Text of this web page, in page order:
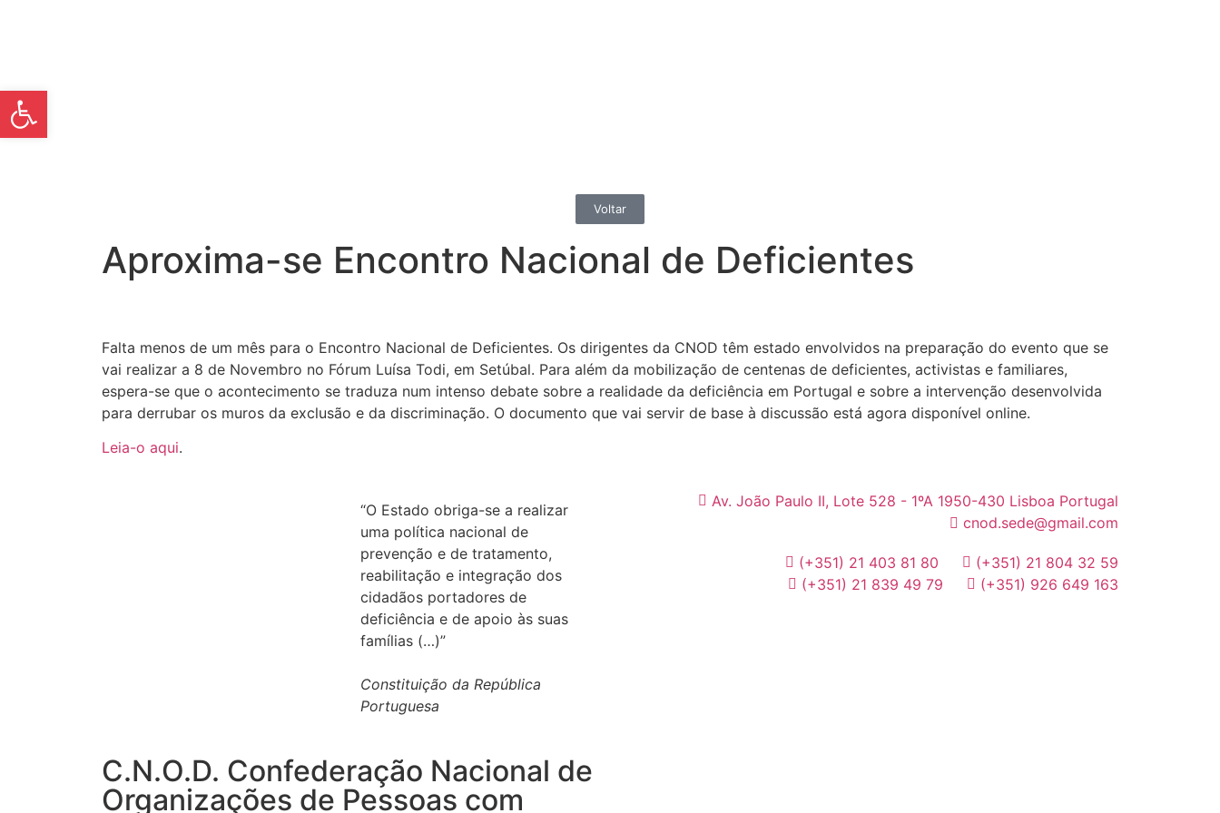
Voltar
Aproxima-se Encontro Nacional de Deficientes
Falta menos de um mês para o Encontro Nacional de Deficientes. Os dirigentes da CNOD têm estado envolvidos na preparação do evento que se
vai realizar a 8 de Novembro no Fórum Luísa Todi, em Setúbal. Para além da mobilização de centenas de deficientes, activistas e familiares,
espera-se que o acontecimento se traduza num intenso debate sobre a realidade da deficiência em Portugal e sobre a intervenção desenvolvida
para derrubar os muros da exclusão e da discriminação. O documento que vai servir de base à discussão está agora disponível online.
Leia-o aqui.
“O Estado obriga-se a realizar
uma política nacional de
prevenção e de tratamento,
reabilitação e integração dos
cidadãos portadores de
deficiência e de apoio às suas
famílias (…)”
Constituição da República
Portuguesa
Av. João Paulo II, Lote 528 - 1ºA 1950-430 Lisboa Portugal
cnod.sede@gmail.com
(+351) 21 403 81 80
(+351) 21 804 32 59
(+351) 21 839 49 79
(+351) 926 649 163
C.N.O.D. Confederação Nacional de
Organizações de Pessoas com
Open toolbar